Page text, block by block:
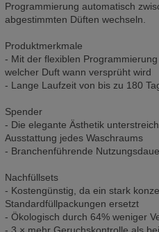
Programmierung automatisch
abgestimmten Düften wechseln.
Produktmerkmale
- Mit der flexiblen
welcher Duft wann versprüht wird
- Lange Laufzeit von bis zu 180
Spender
- Die elegante Ästhetik
Ausstattung jedes Waschraums
- Branchenführende
Nachfüllsets
- Kostengünstig, da ein stark
Standardfüllpackungen ersetzt
- Ökologisch durch 64% weniger